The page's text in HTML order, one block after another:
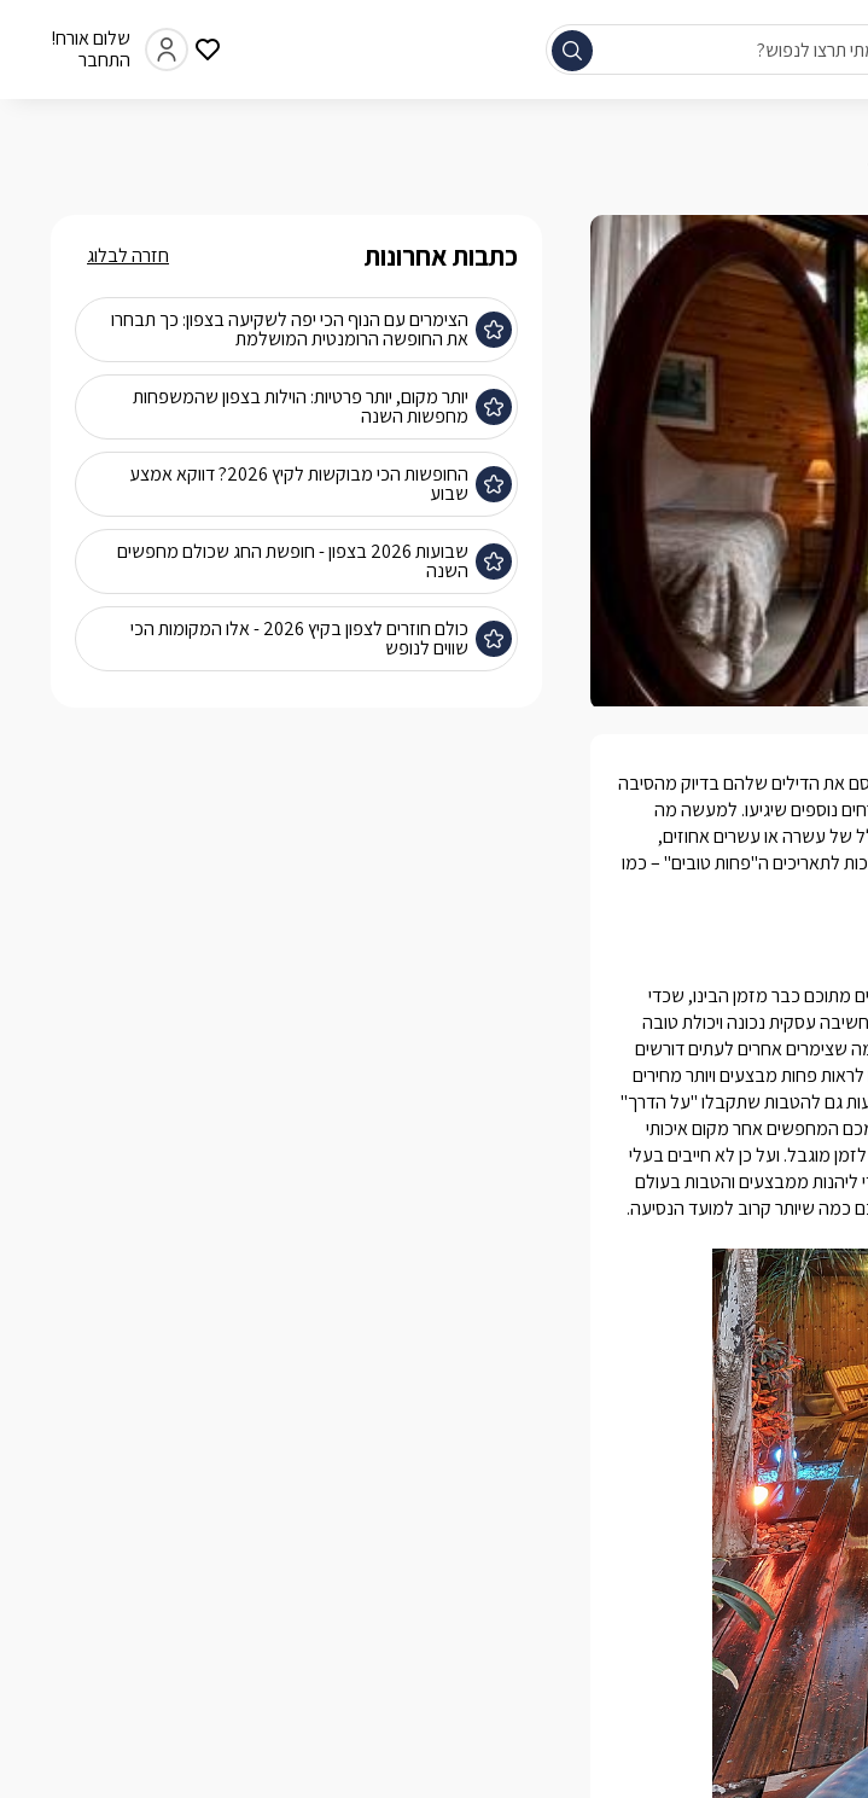
שלום אורח!
התחבר
תרצו לנפוש?
את הדילים שלהם בדיוק מהסיבה
נוספים שיגיעו. למעשה מה
של עשרה או עשרים אחוזים,
לתאריכים ה"פחות טובים" – כמו
מתוכם כבר מזמן הבינו, שכדי
עסקית נכונה ויכולת טובה
שצימרים אחרים לעתים דורשים
פחות מבצעים ויותר מחירים
גם להטבות שתקבלו "על הדרך"
המחפשים אחר מקום איכותי
מוגבל. ועל כן לא חייבים בעלי
ממבצעים והטבות בעולם
כמה שיותר קרוב למועד הנסיעה.
כתבות אחרונות
הצימרים עם הנוף הכי יפה לשקיעה בצפון: כך תבחרו
את החופשה הרומנטית המושלמת
יותר מקום, יותר פרטיות: הוילות בצפון שהמשפחות
מחפשות השנה
החופשות הכי מבוקשות לקיץ 2026? דווקא אמצע
שבוע
שבועות 2026 בצפון - חופשת החג שכולם מחפשים
השנה
כולם חוזרים לצפון בקיץ 2026 - אלו המקומות הכי
שווים לנופש
חזרה לבלוג